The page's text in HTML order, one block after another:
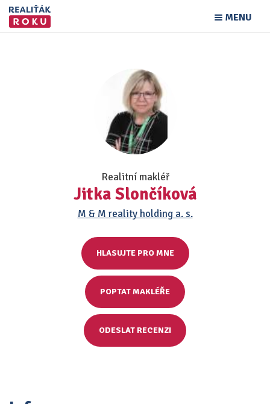
MENU
Realitní makléř
Jitka Slončíková
M & M reality holding a. s.
HLASUJTE PRO MNE
POPTAT MAKLÉŘE
ODESLAT RECENZI